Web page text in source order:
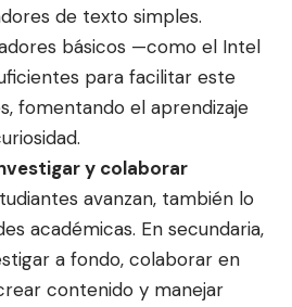
de texto simples.
básicos —como el Intel
para facilitar este
fomentando el aprendizaje
y colaborar
avanzan, también lo
académicas. En secundaria,
a fondo, colaborar en
contenido y manejar